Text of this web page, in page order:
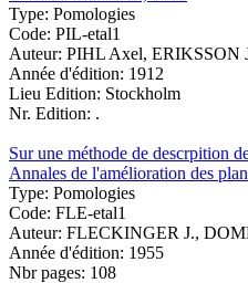
Type: Pomologies
Code: PIL-etal1
Auteur: PIHL Axel, ERIKSSON
Année d'édition: 1912
Lieu Edition: Stockholm
Nr. Edition: .
Sur une méthode de descrpition
Annales de l'amélioration des
Type: Pomologies
Code: FLE-etal1
Auteur: FLECKINGER J.,
Année d'édition: 1955
Nbr pages: 108